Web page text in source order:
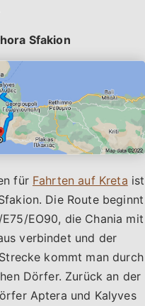
Sfakion
für Fahrten auf Kreta ist
Die Route beginnt
EO90, die Chania mit
verbindet und der
kommt man durch
Dörfer. Zurück an der
Aptera und Kalyves